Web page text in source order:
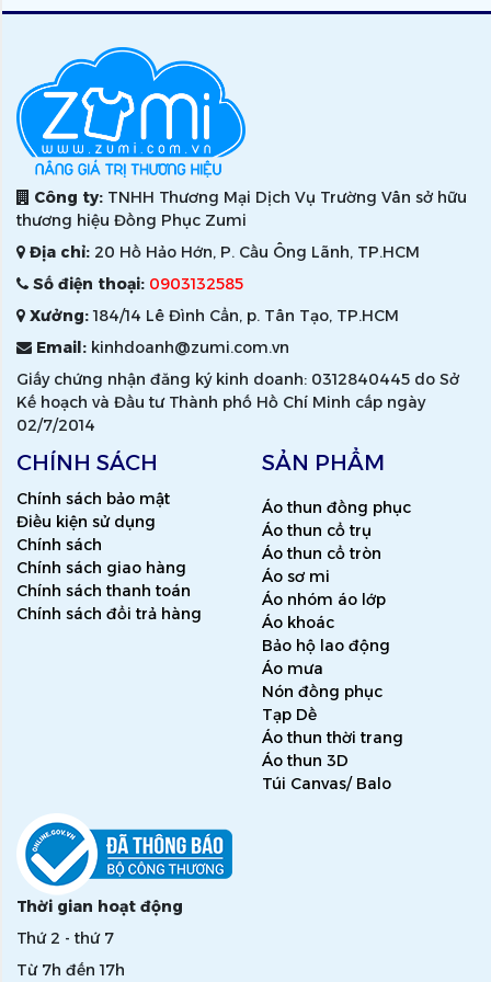
Công ty: TNHH Thương Mại Dịch Vụ Trường Vân sở hữu
thương hiệu Đồng Phục Zumi
Địa chỉ: 20 Hồ Hảo Hớn, P. Cầu Ông Lãnh, TP.HCM
Số điện thoại: 0903132585
Xưởng:184/14 Lê Đình Cẩn, p. Tân Tạo, TP.HCM
Email: kinhdoanh@zumi.com.vn
Giấy chứng nhận đăng ký kinh doanh: 0312840445 do Sở
Kế hoạch và Đầu tư Thành phố Hồ Chí Minh cấp ngày
02/7/2014
CHÍNH SÁCH
Chính sách bảo mật
Điều kiện sử dụng
Chính sách
Chính sách giao hàng
Chính sách thanh toán
Chính sách đổi trả hàng
SẢN PHẨM
Áo thun đồng phục
Áo thun cổ trụ
Áo thun cổ tròn
Áo sơ mi
Áo nhóm áo lớp
Áo khoác
Bảo hộ lao động
Áo mưa
Nón đồng phục
Tạp Dề
Áo thun thời trang
Áo thun 3D
Túi Canvas/ Balo
Thời gian hoạt động
Thứ 2 - thứ 7
Từ 7h đến 17h